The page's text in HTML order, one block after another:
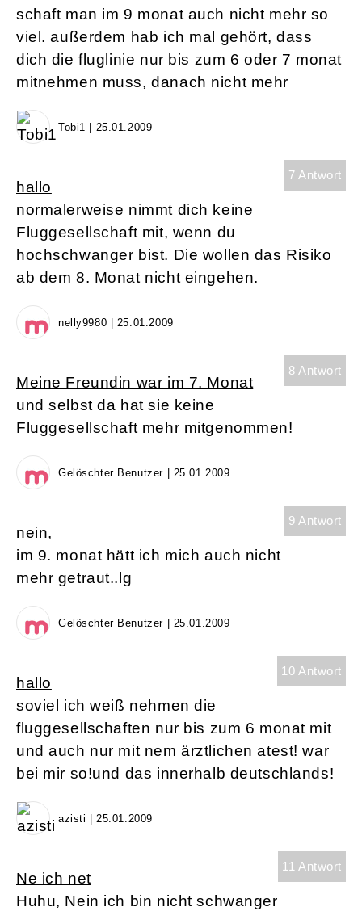
schaft man im 9 monat auch nicht mehr so
viel. außerdem hab ich mal gehört, dass
dich die fluglinie nur bis zum 6 oder 7 monat
mitnehmen muss, danach nicht mehr
Tobi1 | 25.01.2009
7 Antwort
hallo
normalerweise nimmt dich keine
Fluggesellschaft mit, wenn du
hochschwanger bist. Die wollen das Risiko
ab dem 8. Monat nicht eingehen.
nelly9980 | 25.01.2009
8 Antwort
Meine Freundin war im 7. Monat
und selbst da hat sie keine
Fluggesellschaft mehr mitgenommen!
Gelöschter Benutzer | 25.01.2009
9 Antwort
nein,
im 9. monat hätt ich mich auch nicht
mehr getraut..lg
Gelöschter Benutzer | 25.01.2009
10 Antwort
hallo
soviel ich weiß nehmen die
fluggesellschaften nur bis zum 6 monat mit
und auch nur mit nem ärztlichen atest! war
bei mir so!und das innerhalb deutschlands!
azisti | 25.01.2009
11 Antwort
Ne ich net
Huhu, Nein ich bin nicht schwanger